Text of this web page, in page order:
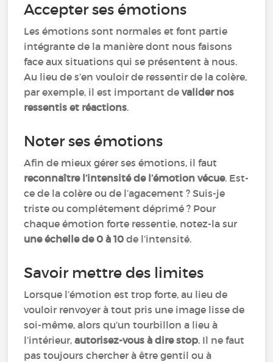
Accepter ses émotions
Les émotions sont normales et font partie
intégrante de la manière dont nous faisons
face aux situations qui se présentent à nous.
Au lieu de s’en vouloir de ressentir de la colère,
par exemple, il est important devalider nos
ressentis et réactions.
Noter ses émotions
Afin de mieux gérer ses émotions, il faut
reconnaître l’intensité de l’émotion vécue. Est-
ce de la colère ou de l’agacement ? Suis-je
triste ou complétement déprimé ? Pour
chaque émotion forte ressentie, notez-la sur
une échelle de 0 à 10 de l’intensité.
Savoir mettre des limites
Lorsque l’émotion est trop forte, au lieu de
vouloir renvoyer à tout pris une image lisse de
soi-même, alors qu’un tourbillon a lieu à
l’intérieur,autorisez-vous à dire stop. Il ne faut
pas toujours chercher à être gentil ou à